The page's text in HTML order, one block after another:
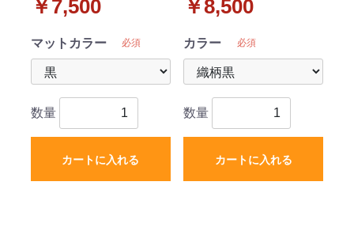
ト DXシリーズ
￥7,500
マットカラー 必須
数量
カートに入れる
ト 織柄シリーズ
￥8,500
カラー 必須
数量
カートに入れる